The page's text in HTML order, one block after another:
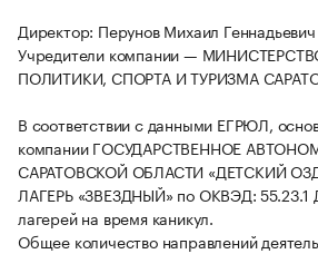
Директор: Перунов Михаил Геннадьевич
Учредители компании —
ПОЛИТИКИ, СПОРТА И ТУРИЗМА
В соответствии с данными ЕГРЮЛ,
компании ГОСУДАРСТВЕННОЕ
САРАТОВСКОЙ ОБЛАСТИ «ДЕТСКИЙ
ЛАГЕРЬ «ЗВЕЗДНЫЙ» по ОКВЭД: 55.23.1
лагерей на время каникул.
Общее количество направлений